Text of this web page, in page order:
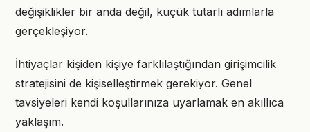
değişiklikler bir anda değil, küçük tutarlı adımlarla
gerçekleşiyor.
İhtiyaçlar kişiden kişiye farklılaştığından girişimcilik
stratejisini de kişiselleştirmek gerekiyor. Genel
tavsiyeleri kendi koşullarınıza uyarlamak en akıllıca
yaklaşım.